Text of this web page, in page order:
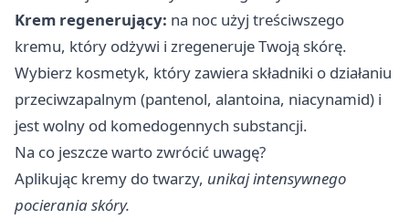
Krem regenerujący: na noc użyj treściwszego
kremu, który odżywi i zregeneruje Twoją skórę.
Wybierz kosmetyk, który zawiera składniki o działaniu
przeciwzapalnym (pantenol, alantoina, niacynamid) i
jest wolny od komedogennych substancji.
Na co jeszcze warto zwrócić uwagę?
Aplikując kremy do twarzy, unikaj intensywnego
pocierania skóry.